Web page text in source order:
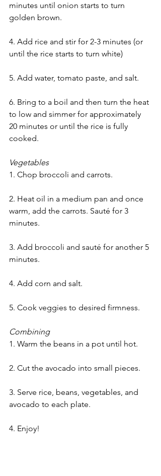
minutes until onion starts to turn
golden brown.
4. Add rice and stir for 2-3 minutes (or
until the rice starts to turn white)
5. Add water, tomato paste, and salt.
6. Bring to a boil and then turn the heat
to low and simmer for approximately
20 minutes or until the rice is fully
cooked.
Vegetables
1. Chop broccoli and carrots.
2. Heat oil in a medium pan and once
warm, add the carrots. Sauté for 3
minutes.
3. Add broccoli and sauté for another 5
minutes.
4. Add corn and salt.
5. Cook veggies to desired firmness.
Combining
1. Warm the beans in a pot until hot.
2. Cut the avocado into small pieces.
3. Serve rice, beans, vegetables, and
avocado to each plate.
4. Enjoy!